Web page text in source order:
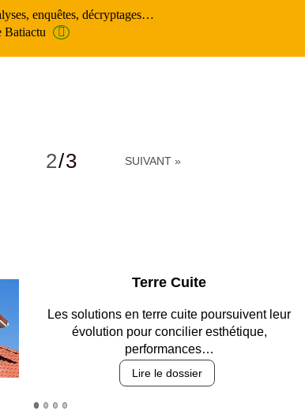
enquêtes, décryptages…
Batiactu
2/3 SUIVANT »
Parking et garages
Entre circulation, sécurisation des accès, durabilité
des revêtements et intégration…
Lire le dossier